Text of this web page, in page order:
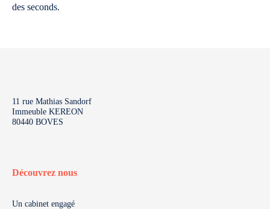
des seconds.
11 rue Mathias Sandorf
Immeuble KEREON
80440 BOVES
Découvrez nous
Un cabinet engagé